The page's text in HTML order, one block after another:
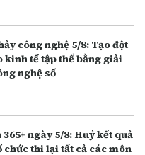
công nghệ 5/8: Tạo đột
kinh tế tập thể bằng giải
nghệ số
ngày 5/8: Huỷ kết quả
chức thi lại tất cả các môn